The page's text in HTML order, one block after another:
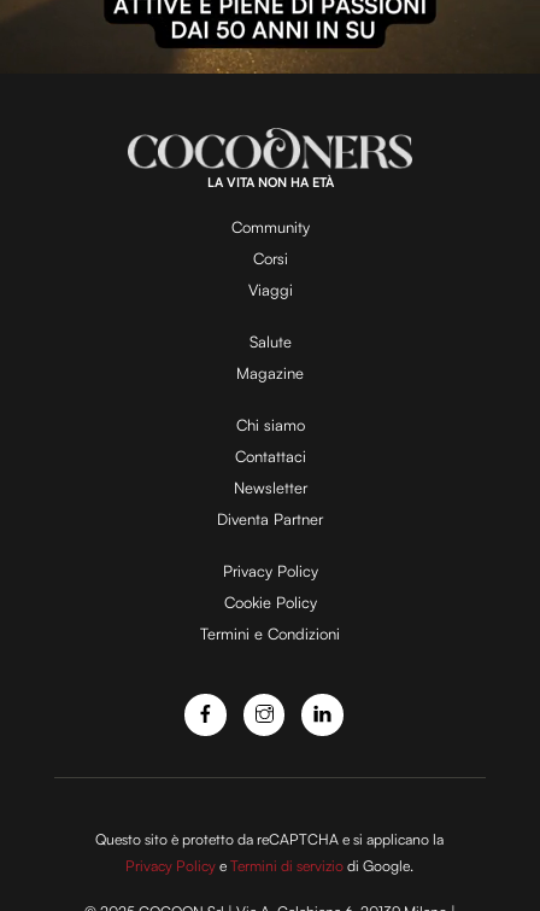
l
a
y
V
i
d
e
o
o
:
1
0
0
.
0
LA VITA NON HA ETÀ
Community
Corsi
Viaggi
Salute
Magazine
Chi siamo
Contattaci
Newsletter
Diventa Partner
Privacy Policy
Cookie Policy
Termini e Condizioni
Questo sito è protetto da reCAPTCHA e si applicano la
Privacy Policy eTermini di servizio di Google.